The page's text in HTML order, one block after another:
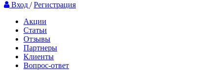
Вход /Регистрация
Акции
Статьи
Отзывы
Партнеры
Клиенты
Вопрос-ответ